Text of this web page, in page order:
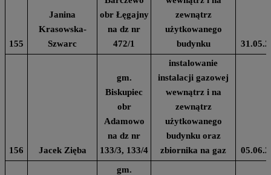
155
Janina
Krasowska-
Szwarc
obr Łęgajny
na dz nr
472/1
zewnątrz
użytkowanego
budynku
156 Jacek Zięba
gm.
Biskupiec
obr
Adamowo
na dz nr
133/3, 133/4
instalowanie
instalacji gazowej
wewnątrz i na
zewnątrz
użytkowanego
budynku oraz
zbiornika na gaz
gm.